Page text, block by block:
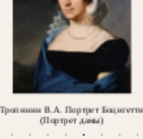
Маковский В.Е. Две сестры (Две
дочери)